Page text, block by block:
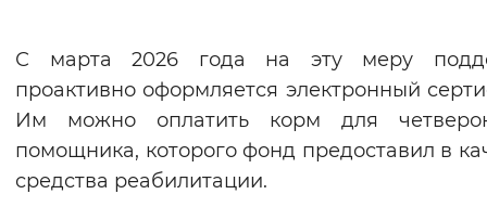
Цвет сайта
Синий фон
С марта 2026 года на эту меру
проактивно оформляется электронный
Им можно оплатить корм для
помощника, которого фонд предоставил в
средства реабилитации.